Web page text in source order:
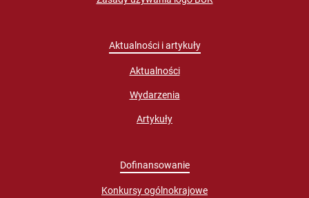
Aktualności i artykuły
Aktualności
Wydarzenia
Artykuły
Dofinansowanie
Konkursy ogólnokrajowe